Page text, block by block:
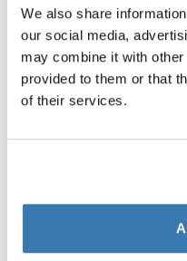
We also share
our social media,
may combine it with
provided to them or that
of their services.
Explorer les
Économisez 5%